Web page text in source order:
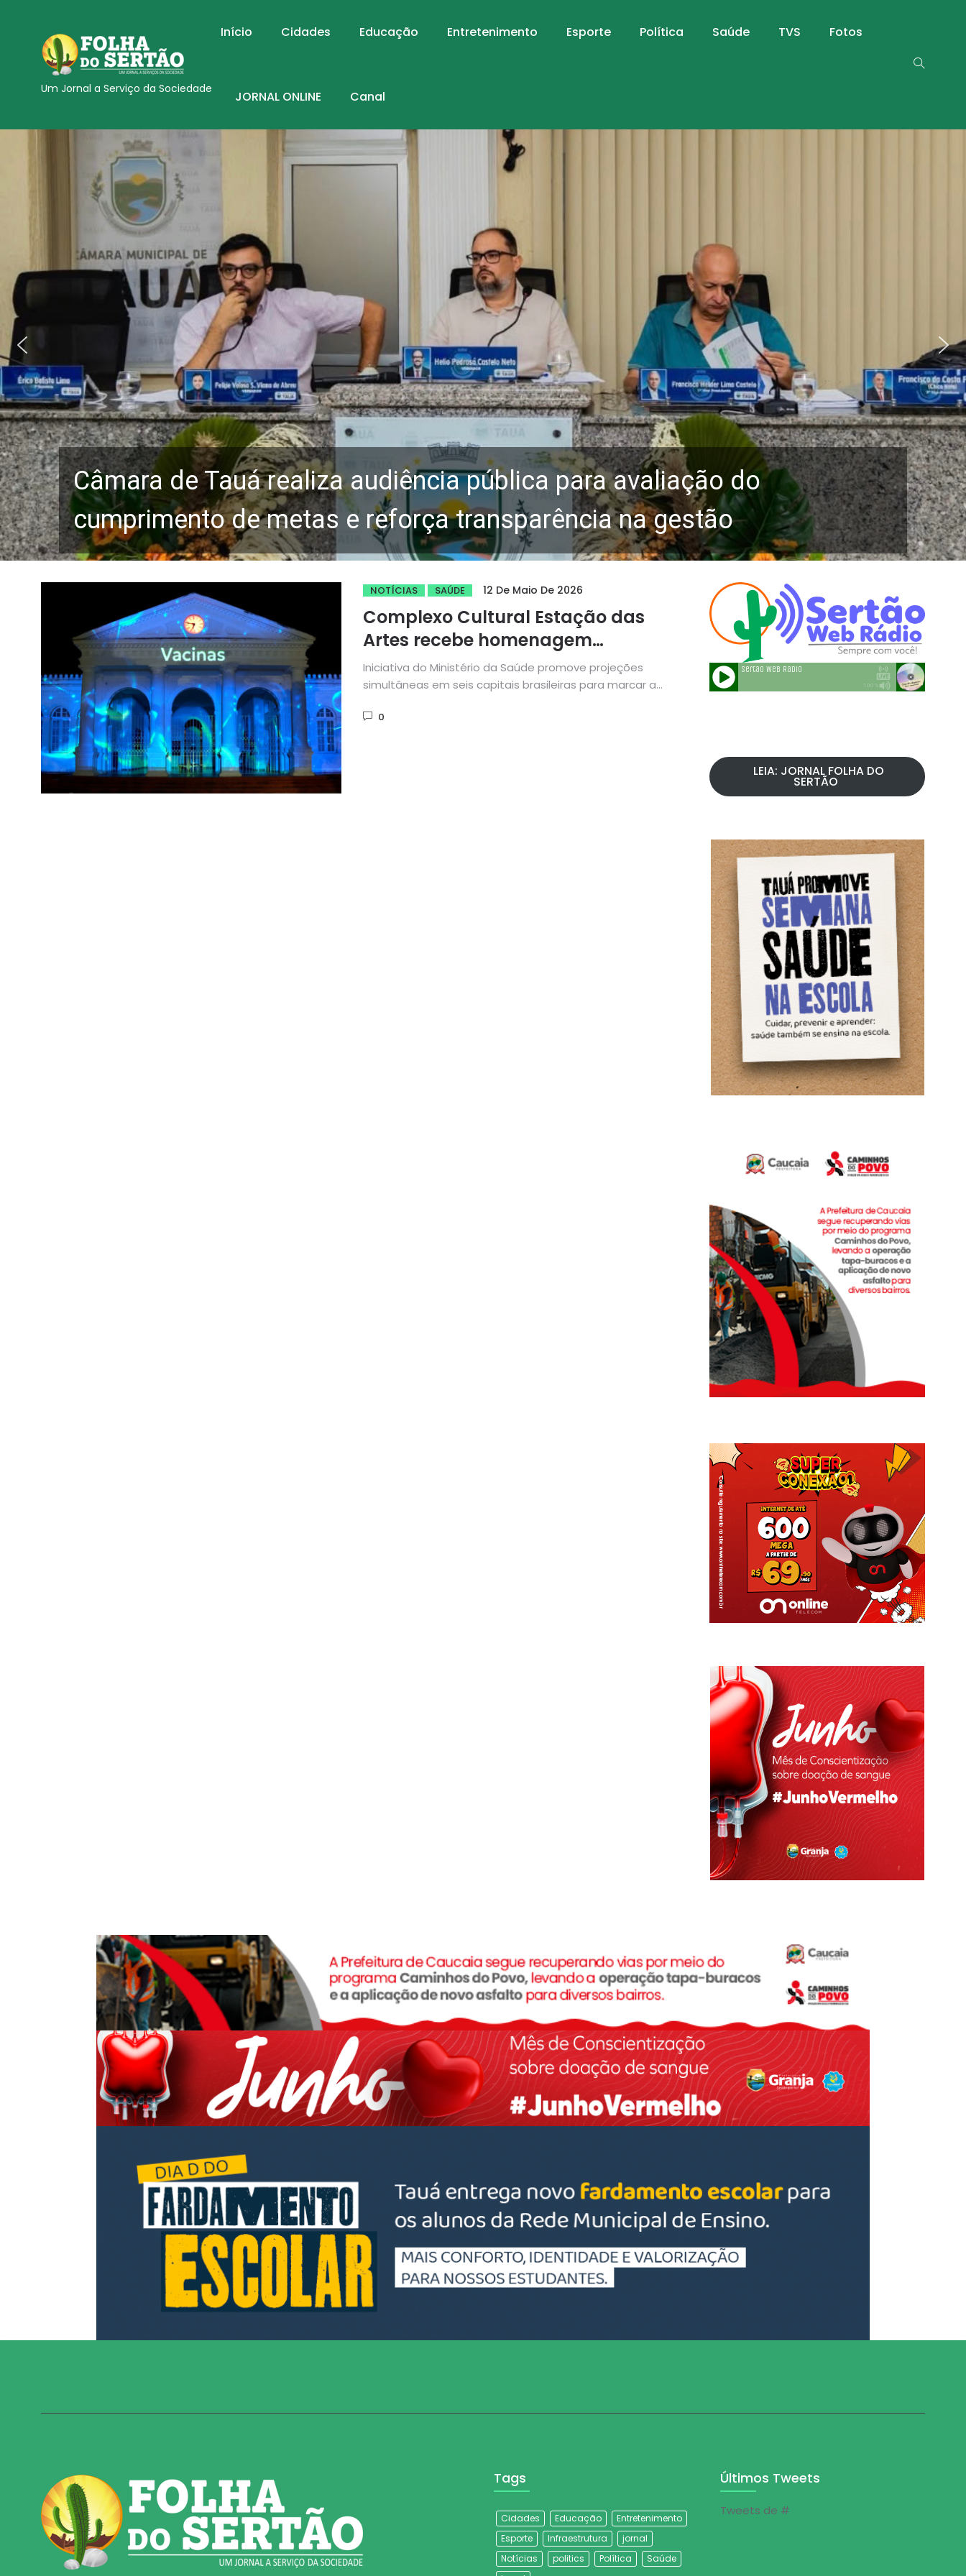
Um Jornal a Serviço da Sociedade
Início Cidades Educação Entretenimento Esporte Política Saúde TVS Fotos
JORNAL ONLINE Canal
Câmara de Tauá realiza audiência pública para avaliação do
cumprimento de metas e reforça transparência na gestão
NOTÍCIAS SAÚDE 12 De Maio De 2026
Complexo Cultural Estação das
Artes recebe homenagem
nacional às vítimas da
pandemia
Iniciativa do Ministério da Saúde promove projeções
simultâneas em seis capitais brasileiras para marcar a
0
LEIA: JORNAL FOLHA DO
SERTÃO
Tags
Cidades Educação
Entretenimento
Esporte
Infraestrutura
jornal
Notícias
politics Política
Saúde
Últimos Tweets
Tweets de #